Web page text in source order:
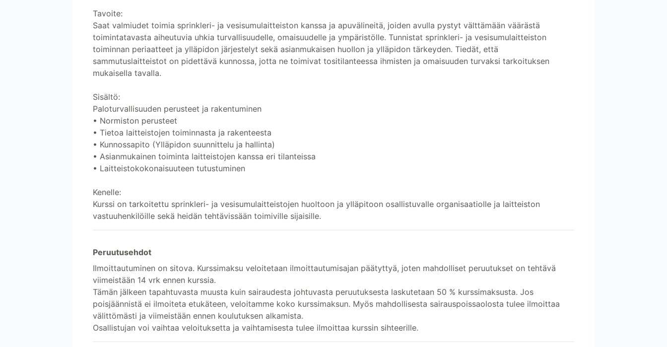
Tavoite:
Saat valmiudet toimia sprinkleri- ja vesisumulaitteiston kanssa ja apuvälineitä, joiden avulla pystyt välttämään väärästä
toimintatavasta aiheutuvia uhkia turvallisuudelle, omaisuudelle ja ympäristölle. Tunnistat sprinkleri- ja vesisumulaitteiston
toiminnan periaatteet ja ylläpidon järjestelyt sekä asianmukaisen huollon ja ylläpidon tärkeyden. Tiedät, että
sammutuslaitteistot on pidettävä kunnossa, jotta ne toimivat tositilanteessa ihmisten ja omaisuuden turvaksi tarkoituksen
mukaisella tavalla.
Sisältö:
Paloturvallisuuden perusteet ja rakentuminen
• Normiston perusteet
• Tietoa laitteistojen toiminnasta ja rakenteesta
• Kunnossapito (Ylläpidon suunnittelu ja hallinta)
• Asianmukainen toiminta laitteistojen kanssa eri tilanteissa
• Laitteistokokonaisuuteen tutustuminen
Kenelle:
Kurssi on tarkoitettu sprinkleri- ja vesisumulaitteistojen huoltoon ja ylläpitoon osallistuvalle organisaatiolle ja laitteiston
vastuuhenkilöille sekä heidän tehtävissään toimiville sijaisille.
Peruutusehdot
Ilmoittautuminen on sitova. Kurssimaksu veloitetaan ilmoittautumisajan päätyttyä, joten mahdolliset peruutukset on tehtävä
viimeistään 14 vrk ennen kurssia.
Tämän jälkeen tapahtuvasta muusta kuin sairaudesta johtuvasta peruutuksesta laskutetaan 50 % kurssimaksusta. Jos
poisjäännistä ei ilmoiteta etukäteen, veloitamme koko kurssimaksun. Myös mahdollisesta sairauspoissaolosta tulee ilmoittaa
välittömästi ja viimeistään ennen koulutuksen alkamista.
Osallistujan voi vaihtaa veloituksetta ja vaihtamisesta tulee ilmoittaa kurssin sihteerille.